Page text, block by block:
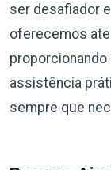
ser desafiador
oferecemos
assistência
sempre que